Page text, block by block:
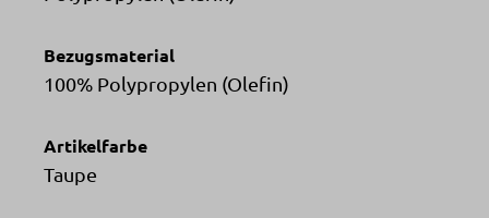
Bezugsmaterial
100% Polypropylen (Olefin)
Artikelfarbe
Taupe